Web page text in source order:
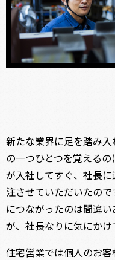
新たな業界に足を踏み
の一つひとつを覚える
が入社してすぐ、社長
注させていただいたの
につながったのは間違
が、社長なりに気にかけ
住宅営業では個人のお